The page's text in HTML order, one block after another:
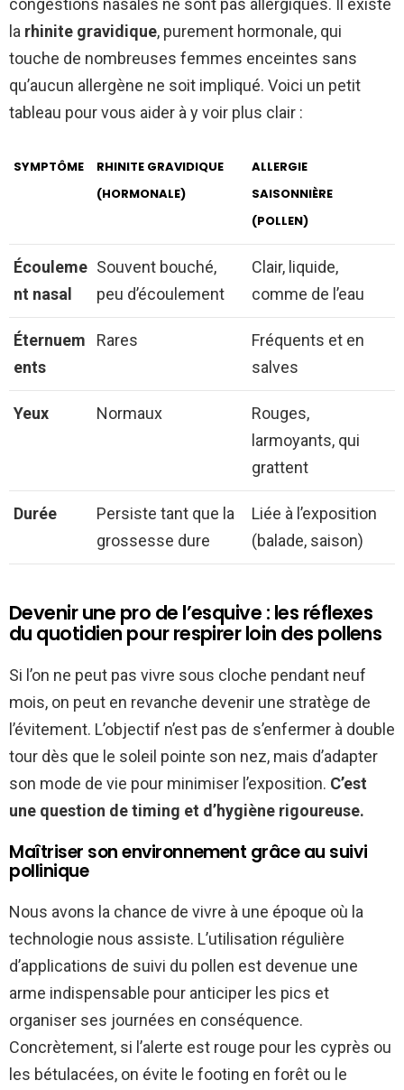
congestions nasales ne sont pas allergiques. Il existe
la rhinite gravidique, purement hormonale, qui
touche de nombreuses femmes enceintes sans
qu’aucun allergène ne soit impliqué. Voici un petit
tableau pour vous aider à y voir plus clair :
SYMPTÔME
RHINITE GRAVIDIQUE
(HORMONALE)
ALLERGIE
SAISONNIÈRE
(POLLEN)
Écouleme
nt nasal
Souvent bouché,
peu d’écoulement
Clair, liquide,
comme de l’eau
Éternuem
ents
Rares
Fréquents et en
salves
Yeux Normaux
Rouges,
larmoyants, qui
grattent
Durée
Persiste tant que la
grossesse dure
Liée à l’exposition
(balade, saison)
Devenir une pro de l’esquive : les réflexes
du quotidien pour respirer loin des pollens
Si l’on ne peut pas vivre sous cloche pendant neuf
mois, on peut en revanche devenir une stratège de
l’évitement. L’objectif n’est pas de s’enfermer à double
tour dès que le soleil pointe son nez, mais d’adapter
son mode de vie pour minimiser l’exposition. C’est
une question de timing et d’hygiène rigoureuse.
Maîtriser son environnement grâce au suivi
pollinique
Nous avons la chance de vivre à une époque où la
technologie nous assiste. L’utilisation régulière
d’applications de suivi du pollen est devenue une
arme indispensable pour anticiper les pics et
organiser ses journées en conséquence.
Concrètement, si l’alerte est rouge pour les cyprès ou
les bétulacées, on évite le footing en forêt ou le